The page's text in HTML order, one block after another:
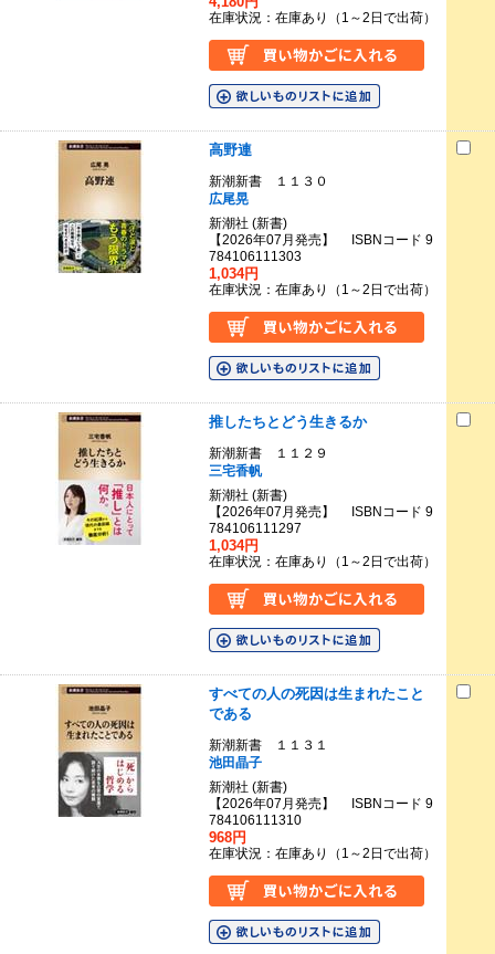
在庫状況：在庫あり（1～2日で出荷）
高野連
新潮新書 １１３０
広尾晃
新潮社 (新書)
【2026年07月発売】 ISBNコード 9
784106111303
1,034円
在庫状況：在庫あり（1～2日で出荷）
推したちとどう生きるか
新潮新書 １１２９
三宅香帆
新潮社 (新書)
【2026年07月発売】 ISBNコード 9
784106111297
1,034円
在庫状況：在庫あり（1～2日で出荷）
すべての人の死因は生まれたこと
である
新潮新書 １１３１
池田晶子
新潮社 (新書)
【2026年07月発売】 ISBNコード 9
784106111310
968円
在庫状況：在庫あり（1～2日で出荷）